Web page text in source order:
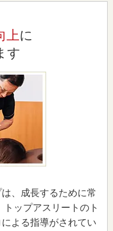
上に
す
、成長するために常
ップアスリートのト
よる指導がされてい